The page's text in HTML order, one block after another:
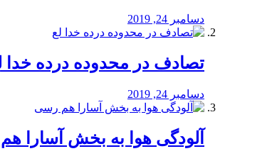
دسامبر 24, 2019
تصادف در محدوده درده خدا
دسامبر 24, 2019
آلودگی هوا به بخش آسارا